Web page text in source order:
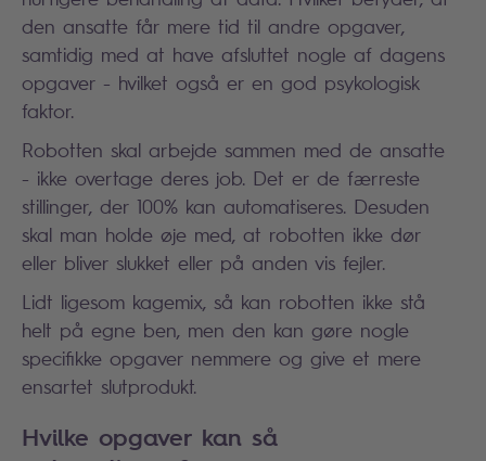
den ansatte får mere tid til andre opgaver,
samtidig med at have afsluttet nogle af dagens
opgaver - hvilket også er en god psykologisk
faktor.
Robotten skal arbejde sammen med de ansatte
- ikke overtage deres job. Det er de færreste
stillinger, der 100% kan automatiseres. Desuden
skal man holde øje med, at robotten ikke dør
eller bliver slukket eller på anden vis fejler.
Lidt ligesom kagemix, så kan robotten ikke stå
helt på egne ben, men den kan gøre nogle
specifikke opgaver nemmere og give et mere
ensartet slutprodukt.
Hvilke opgaver kan så